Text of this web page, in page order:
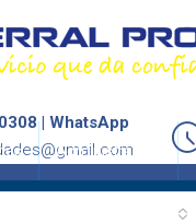
| WhatsApp
Administración